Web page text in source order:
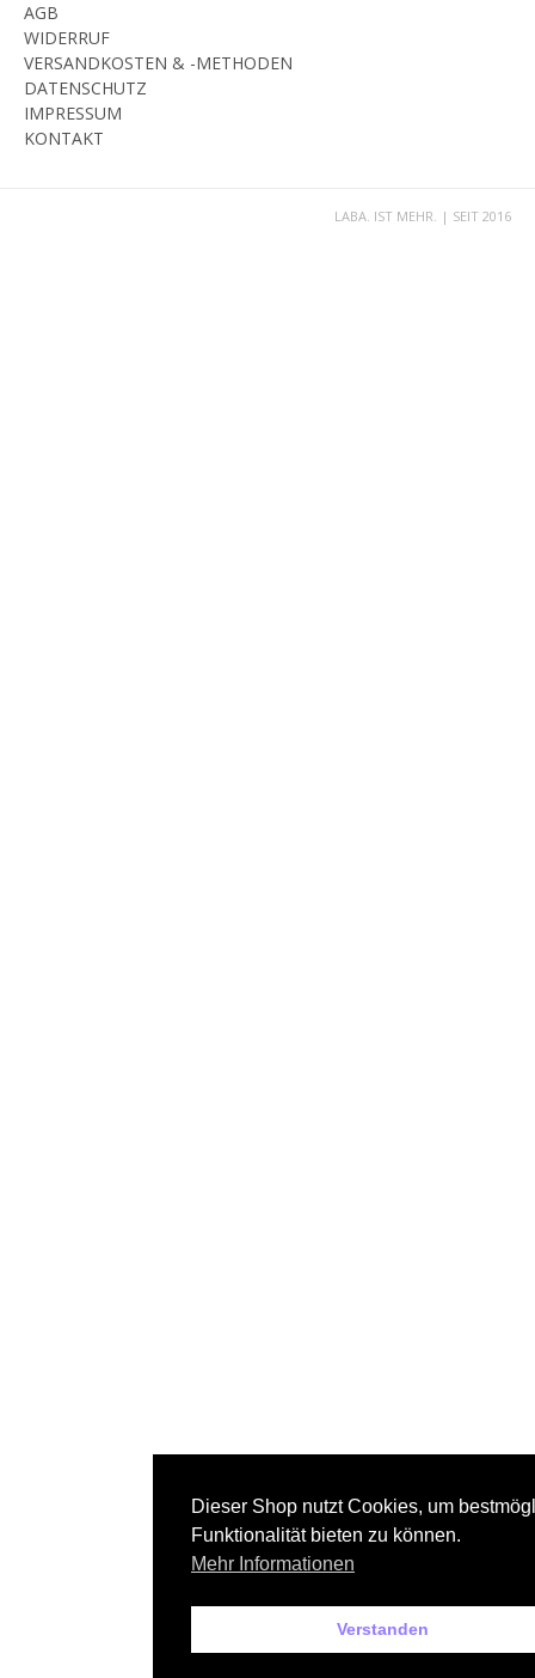
AGB
WIDERRUF
VERSANDKOSTEN & -METHODEN
DATENSCHUTZ
IMPRESSUM
KONTAKT
LABA. IST MEHR. | SEIT 2016
Dieser Shop nutzt Cookies, um
Funktionalität bieten zu können.
Mehr Informationen
Verstanden